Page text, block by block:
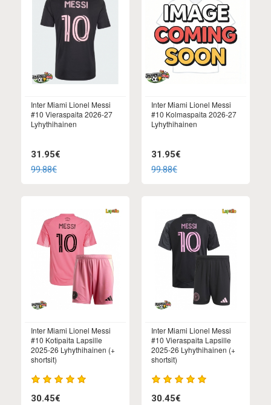
Inter Miami Lionel Messi
#10 Vieraspaita 2026-27
Lyhythihainen
31.95€
99.88€
Inter Miami Lionel Messi
#10 Kolmaspaita 2026-27
Lyhythihainen
31.95€
99.88€
Inter Miami Lionel Messi
#10 Kotipaita Lapsille
2025-26 Lyhythihainen (+
shortsit)
30.45€
Inter Miami Lionel Messi
#10 Vieraspaita Lapsille
2025-26 Lyhythihainen (+
shortsit)
30.45€